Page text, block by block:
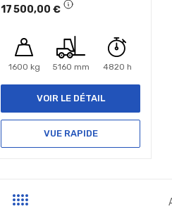
17 500,00 €
1600 kg 5160 mm 4820 h
VOIR LE DÉTAIL
VUE RAPIDE